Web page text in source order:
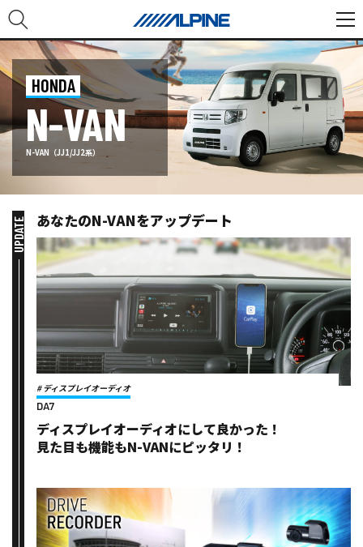
HONDA
N-VAN
N-VAN（JJ1/JJ2系）
UPDATE あなたのN-VANをアップデート
# ディスプレイオーディオ
DA7
ディスプレイオーディオにして良かった！
見た目も機能もN-VANにピッタリ！